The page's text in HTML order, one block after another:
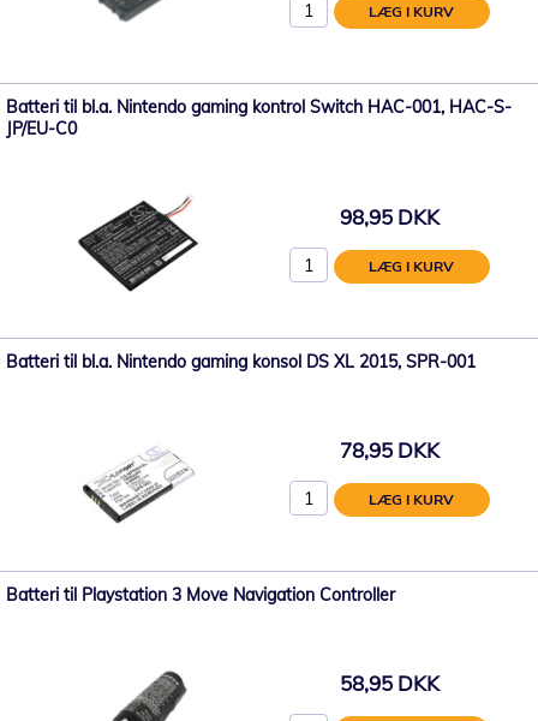
LÆG I KURV
Batteri til bl.a. Nintendo gaming kontrol Switch HAC-001, HAC-S-
JP/EU-C0
98,95 DKK
LÆG I KURV
Batteri til bl.a. Nintendo gaming konsol DS XL 2015, SPR-001
78,95 DKK
LÆG I KURV
Batteri til Playstation 3 Move Navigation Controller
58,95 DKK